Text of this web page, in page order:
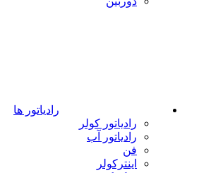
رادیاتور ها
رادیاتور کولر
رادیاتور آب
فن
اینترکولر